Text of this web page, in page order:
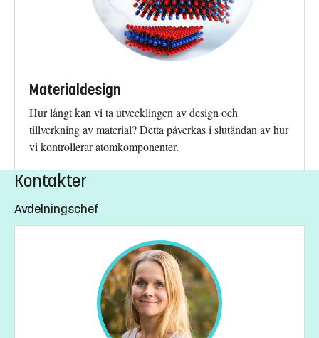
Materialdesign
Hur långt kan vi ta utvecklingen av design och
tillverkning av material? Detta påverkas i slutändan av hur
vi kontrollerar atomkomponenter.
Kontakter
Avdelningschef